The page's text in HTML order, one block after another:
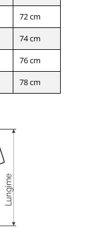
72 cm
74 cm
76 cm
78 cm